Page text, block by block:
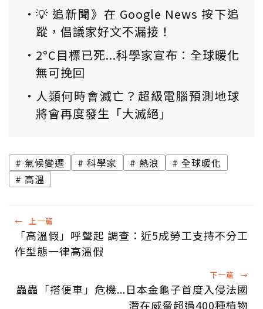
💡 追新聞》在 Google News 按下追
蹤，倡議家好文不漏接！
2°C目標已死...科學家宣布：全球暖化
無可挽回
人類何時會滅亡？超級電腦預測地球
將會再度發生「大滅絕」
氣候變遷 科學家 熱浪
全球暖化
高溫
← 上一篇
「高溫假」呼聲起 調查：近5成勞工支持不分工
作型態一律高溫假
下一篇 →
蟲蟲「搭便車」危機...日本金龜子首度入侵法國
潛在威脅超過400種植物